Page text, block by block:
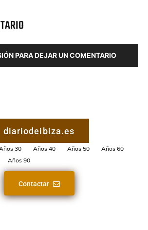
PARA DEJAR UN COMENTARIO
diariodeibiza.es
30 Años 40 Años 50
Años 60
Años 90
Contactar